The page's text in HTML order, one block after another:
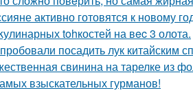
активно готовятся к новому
tohкостей на вec 3 олота.
посадить лук китайским
свинина на тарелке из
взыскательных гурманов!